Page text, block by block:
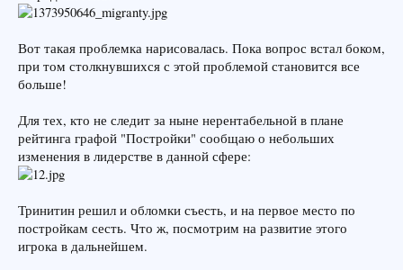
Вот такая проблемка нарисовалась. Пока вопрос встал боком,
при том столкнувшихся с этой проблемой становится все
больше!
Для тех, кто не следит за ныне нерентабельной в плане
рейтинга графой "Постройки" сообщаю о небольших
изменения в лидерстве в данной сфере:
Тринитин решил и обломки съесть, и на первое место по
постройкам сесть. Что ж, посмотрим на развитие этого
игрока в дальнейшем.